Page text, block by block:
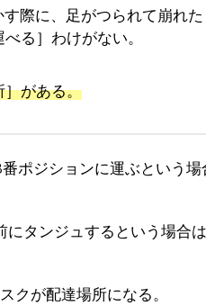
際に、足がつられて崩れ
る］わけがない。
］がある。
ポジションに運ぶという
にタンジュするという場合
クが配達場所になる。